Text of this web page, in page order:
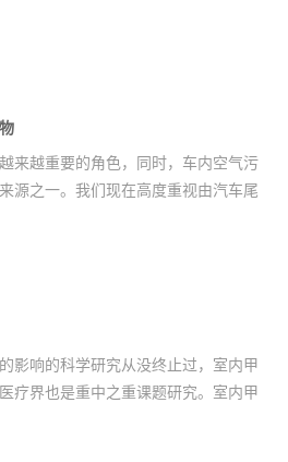
越重要的角色，同时，车内空气污
源之一。我们现在高度重视由汽车尾
响的科学研究从没终止过，室内甲
疗界也是重中之重课题研究。室内甲